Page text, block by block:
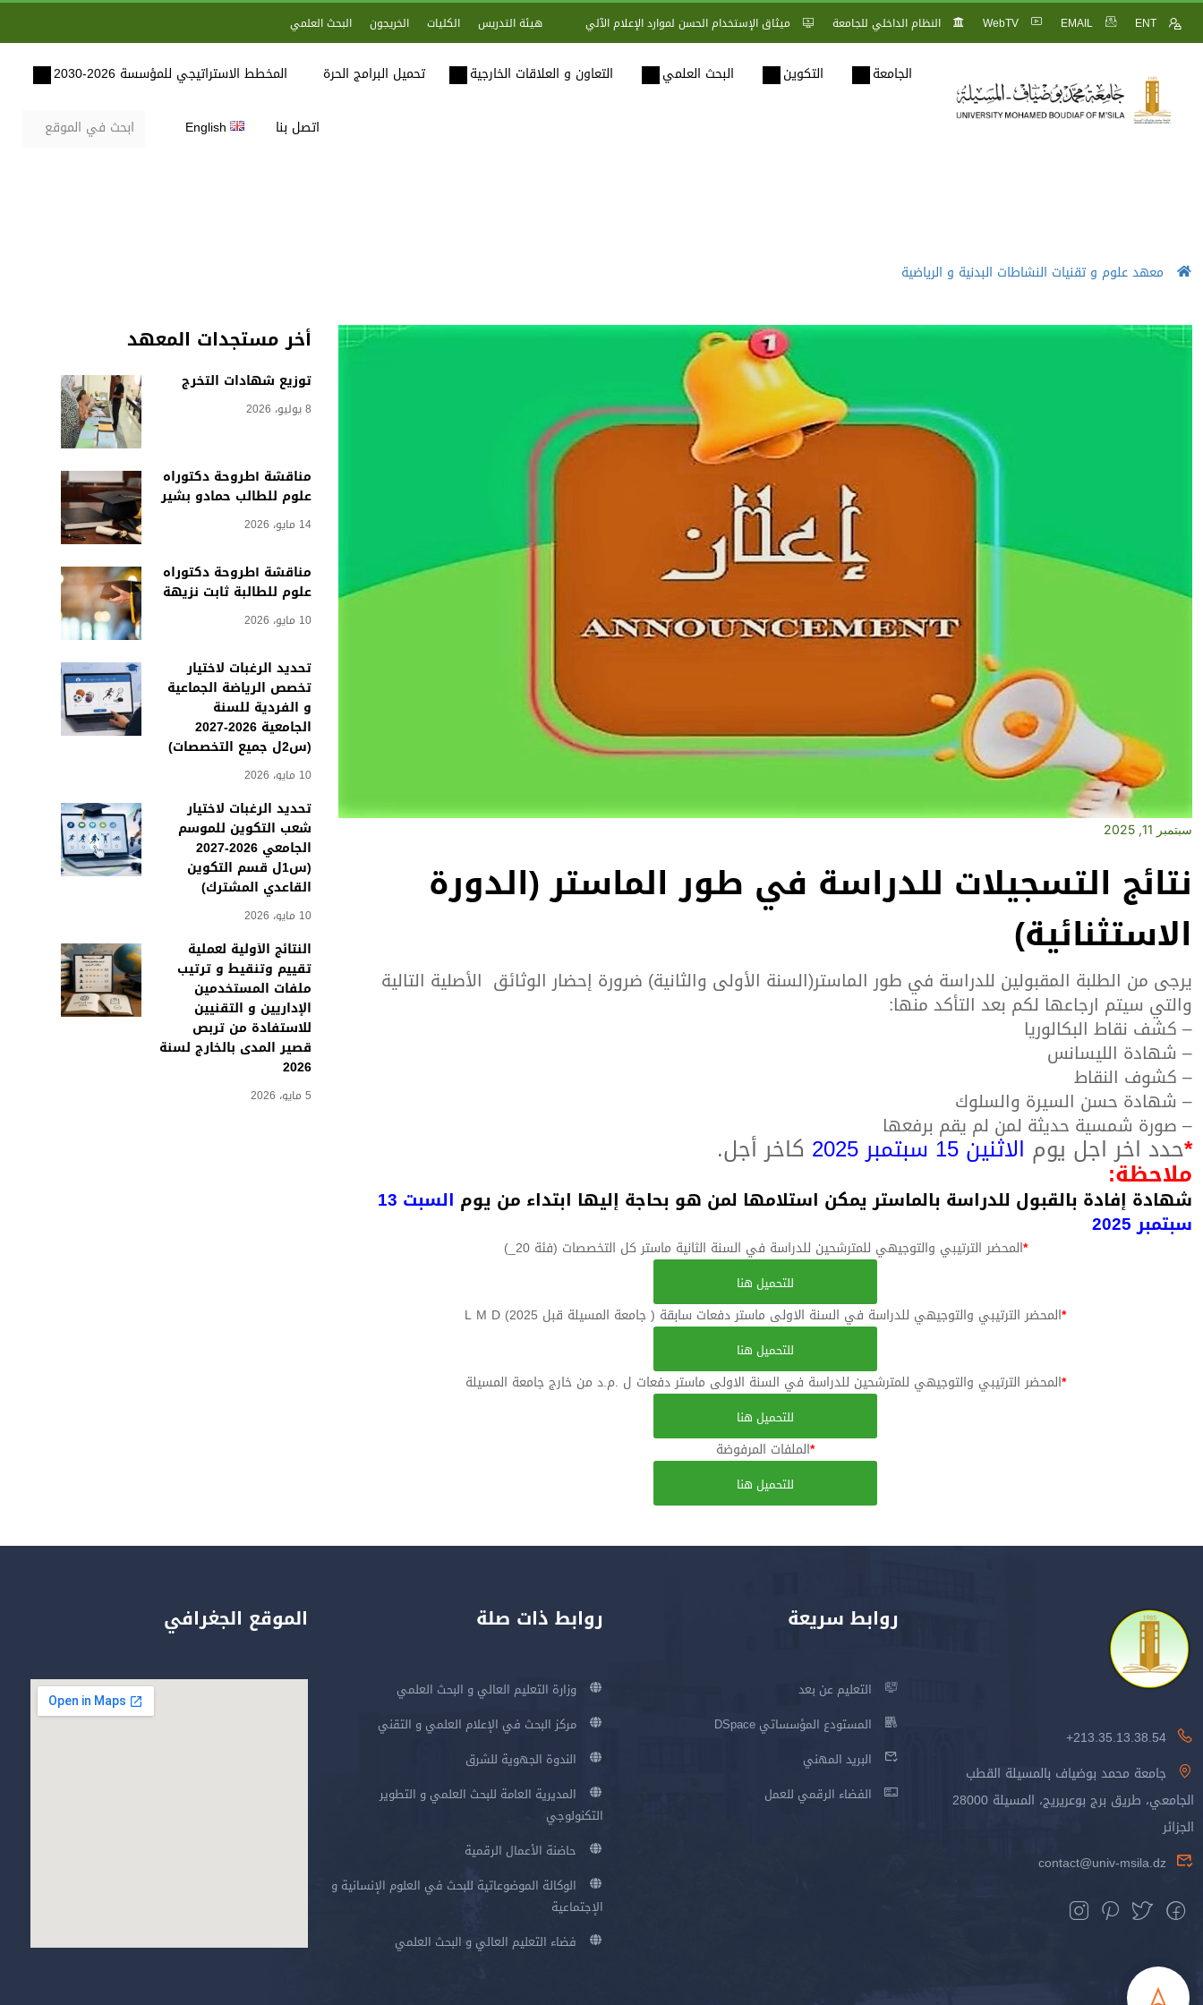
ENT
EMAIL
WebTV النظام الداخلي للجامعة ميثاق الإستخدام الحسن لموارد الإعلام الآلي هيئة التدريس الكليات الخريجون البحث العلمي
الجامعة التكوين البحث العلمي التعاون و العلاقات الخارجية تحميل البرامج الحرة المخطط الاستراتيجي للمؤسسة 2026-2030
اتصل بنا English
معهد علوم و تقنيات النشاطات البدنية و الرياضية
أخر مستجدات المعهد
توزيع شهادات التخرج
8 يوليو، 2026
مناقشة أطروحة دكتوراه
علوم للطالب حمادو بشير
14 مايو، 2026
مناقشة أطروحة دكتوراه
علوم للطالبة ثابت نزيهة
10 مايو، 2026
تحديد الرغبات لاختيار
تخصص الرياضة الجماعية
و الفردية للسنة
الجامعية 2026-2027
(س2ل جميع التخصصات)
10 مايو، 2026
تحديد الرغبات لاختيار
شعب التكوين للموسم
الجامعي 2026-2027
(س1ل قسم التكوين
القاعدي المشترك)
10 مايو، 2026
النتائج الأولية لعملية
تقييم وتنقيط و ترتيب
ملفات المستخدمين
الإداريين و التقنيين
للاستفادة من تربص
قصير المدى بالخارج لسنة
2026
5 مايو، 2026
سبتمبر 11, 2025
نتائج التسجيلات للدراسة في طور الماستر (الدورة
الاستثنائية)
يرجى من الطلبة المقبولين للدراسة في طور الماستر(السنة الأولى والثانية) ضرورة إحضار الوثائق الأصلية التالية
والتي سيتم ارجاعها لكم بعد التأكد منها:
– كشف نقاط البكالوريا
– شهادة الليسانس
– كشوف النقاط
– شهادة حسن السيرة والسلوك
– صورة شمسية حديثة لمن لم يقم برفعها
*حدد اخر اجل يوم الاثنين 15 سبتمبر 2025 كاخر أجل.
ملاحظة:
شهادة إفادة بالقبول للدراسة بالماستر يمكن استلامها لمن هو بحاجة إليها ابتداء من يوم السبت 13
سبتمبر 2025
*المحضر الترتيبي والتوجيهي للمترشحين للدراسة في السنة الثانية ماستر كل التخصصات (فئة 20_)
للتحميل هنا
*المحضر الترتيبي والتوجيهي للدراسة في السنة الاولى ماستر دفعات سابقة ( جامعة المسيلة قبل 2025) L M D
للتحميل هنا
*المحضر الترتيبي والتوجيهي للمترشحين للدراسة في السنة الاولى ماستر دفعات ل .م.د من خارج جامعة المسيلة
للتحميل هنا
*الملفات المرفوضة
للتحميل هنا
213.35.13.38.54+
جامعة محمد بوضياف بالمسيلة القطب
الجامعي، طريق برج بوعريريج، المسيلة 28000
الجزائر
contact@univ-msila.dz
روابط سريعة
التعليم عن بعد
المستودع المؤسساتي DSpace
البريد المهني
الفضاء الرقمي للعمل
روابط ذات صلة
وزارة التعليم العالي و البحث العلمي
مركز البحث في الإعلام العلمي و التقني
الندوة الجهوية للشرق
المديرية العامة للبحث العلمي و التطوير
التكنولوجي
حاضنة الأعمال الرقمية
الوكالة الموضوعاتية للبحث في العلوم الإنسانية و
الإجتماعية
فضاء التعليم العالي و البحث العلمي
الموقع الجغرافي